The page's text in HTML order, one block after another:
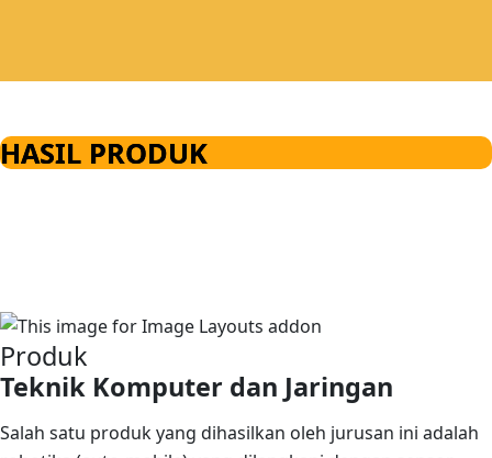
HASIL PRODUK
Produk
Teknik Komputer dan Jaringan
Salah satu produk yang dihasilkan oleh jurusan ini adalah